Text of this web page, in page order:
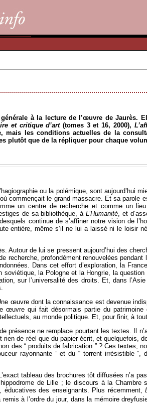
à la lecture de l’œuvre de
et critique d’art(tomes 3 et 16, 2000),
mais les conditions actuelles de la
plutôt que de la répliquer pour chaque
ou la polémique, sont aujourd’hui
commençait le grand massacre. Et sa parole
un centre de recherche et comme un
de sa bibliothèque, à L’Humanité, et
continue de s’affiner notre vision de
entière, même s’il ne lui a laissé ni le loisir
Autour de lui se pressent aujourd’hui des
profondément renouvelées pendant
Dans cet effort d’exploration, la
la Pologne et la Hongrie, la question
sur l’universalité des droits. Et, dans
œuvre dont la connaissance est devenue
œuvre qui fait désormais partie du
au monde politique. Et, pour finir, à
ne remplace pourtant les textes. Il
rien de réel que du papier écrit, et quelquefois,
“ produits de fabrication ” ? Ces textes,
rayonnante ” et du “ torrent irrésistible
tableau des brochures tôt diffusées n’a
de Lille ; le discours à la
des enseignants. Plus récemment,
à l’ordre du jour, dans la mémoire